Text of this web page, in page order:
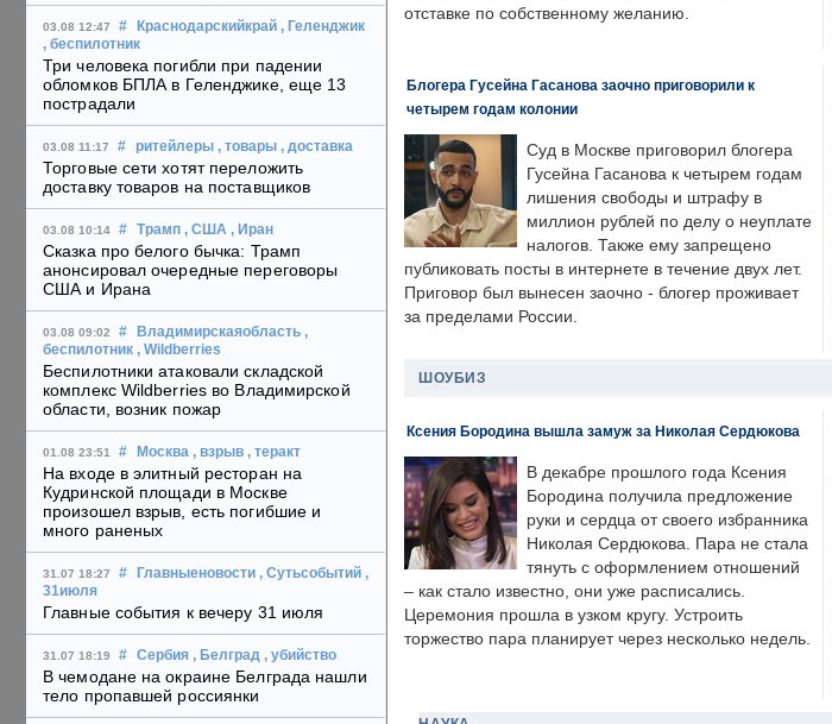
03.08 12:47 # Краснодарскийкрай , Геленджик
, беспилотник
Три человека погибли при падении
обломков БПЛА в Геленджике, еще 13
пострадали
03.08 11:17 # ритейлеры , товары , доставка
Торговые сети хотят переложить
доставку товаров на поставщиков
03.08 10:14 # Трамп , США , Иран
Сказка про белого бычка: Трамп
анонсировал очередные переговоры
США и Ирана
03.08 09:02 # Владимирскаяобласть ,
беспилотник , Wildberries
Беспилотники атаковали складской
комплекс Wildberries во Владимирской
области, возник пожар
01.08 23:51 # Москва , взрыв , теракт
На входе в элитный ресторан на
Кудринской площади в Москве
произошел взрыв, есть погибшие и
много раненых
31.07 18:27 # Главныеновости , Сутьсобытий ,
31июля
Главные события к вечеру 31 июля
31.07 18:19 # Сербия , Белград , убийство
В чемодане на окраине Белграда нашли
тело пропавшей россиянки
отставке по собственному желанию.
Блогера Гусейна Гасанова заочно приговорили к
четырем годам колонии
Суд в Москве приговорил блогера
Гусейна Гасанова к четырем годам
лишения свободы и штрафу в
миллион рублей по делу о неуплате
налогов. Также ему запрещено
публиковать посты в интернете в течение двух лет.
Приговор был вынесен заочно - блогер проживает
за пределами России.
ШОУБИЗ
Ксения Бородина вышла замуж за Николая Сердюкова
В декабре прошлого года Ксения
Бородина получила предложение
руки и сердца от своего избранника
Николая Сердюкова. Пара не стала
тянуть с оформлением отношений
– как стало известно, они уже расписались.
Церемония прошла в узком кругу. Устроить
торжество пара планирует через несколько недель.